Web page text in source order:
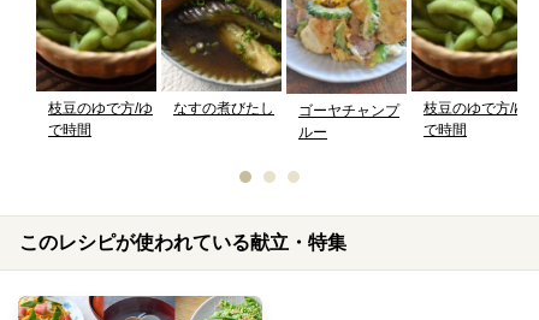
枝豆のゆで方/ゆ
で時間
なすの煮びたし
ゴーヤチャンプ
ルー
枝豆のゆで方/ゆ
で時間
このレシピが使われている献立・特集